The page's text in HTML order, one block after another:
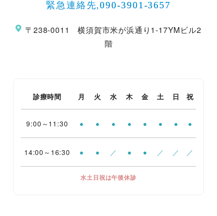
緊急連絡先,090-3901-3657
〒238-0011 横須賀市米が浜通り1-17YMビル2
階
診療時間 月 火 水 木 金 土 日 祝
9:00～11:30 ● ● ● ● ● ● ● ●
14:00～16:30 ● ● ／ ● ● ／ ／ ／
水土日祝は午後休診